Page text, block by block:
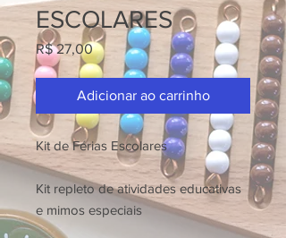
ESCOLARES
R$ 27,00Preço
Adicionar ao carrinho
Kit de Férias Escolares
Kit repleto de atividades educativas
e mimos especiais